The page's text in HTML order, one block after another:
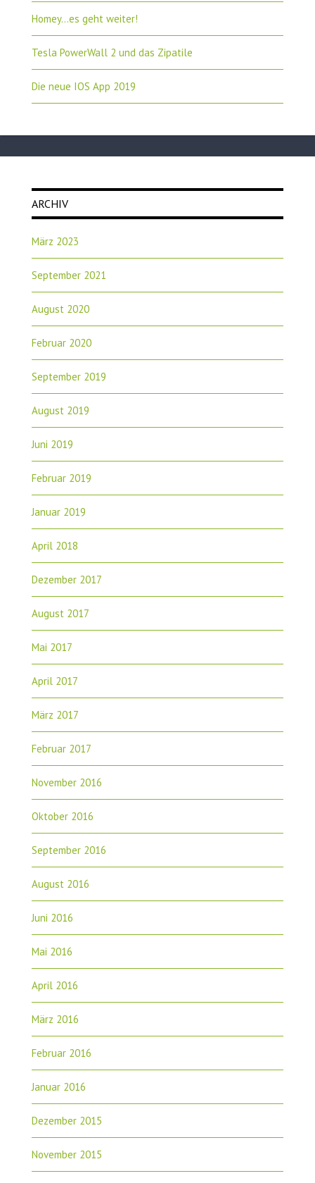
Homey…es geht weiter!
Tesla PowerWall 2 und das Zipatile
Die neue IOS App 2019
ARCHIV
März 2023
September 2021
August 2020
Februar 2020
September 2019
August 2019
Juni 2019
Februar 2019
Januar 2019
April 2018
Dezember 2017
August 2017
Mai 2017
April 2017
März 2017
Februar 2017
November 2016
Oktober 2016
September 2016
August 2016
Juni 2016
Mai 2016
April 2016
März 2016
Februar 2016
Januar 2016
Dezember 2015
November 2015